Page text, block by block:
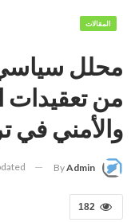
المقالات
محلل
من
والأمني في
ByAdmin
182